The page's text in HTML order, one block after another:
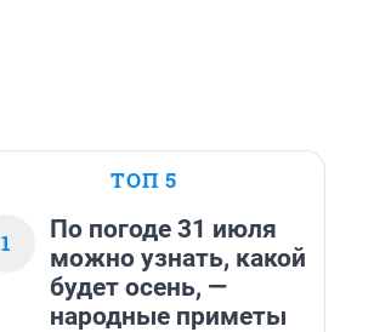
ТОП 5
1
По погоде 31 июля
можно узнать, какой
будет осень, —
народные приметы